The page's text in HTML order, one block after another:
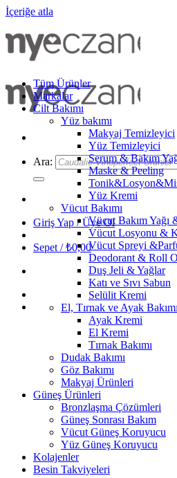
İçeriğe atla
Ara:
Giriş Yap / Üye Ol
Sepet /₺0,00
Tüm Ürünler
Markalar
Cilt Bakımı
Yüz bakımı
Makyaj Temizleyici
Yüz Temizleyici
Serum & Bakım
Maske & Peeling
Yüz Kremi
Vücut Bakımı
Vücut Bakım Yağı
Vücut Losyonu &
Vücut Spreyi
Deodorant & Roll
Duş Jeli & Yağlar
Katı ve Sıvı Sabun
Selülit Kremi
El, Tırnak ve Ayak Bakımı
Ayak Kremi
El Kremi
Tırnak Bakımı
Dudak Bakımı
Göz Bakımı
Makyaj Ürünleri
Güneş Ürünleri
Bronzlaşma Çözümleri
Güneş Sonrası Bakım
Vücut Güneş Koruyucu
Yüz Güneş Koruyucu
Kolajenler
Besin Takviyeleri